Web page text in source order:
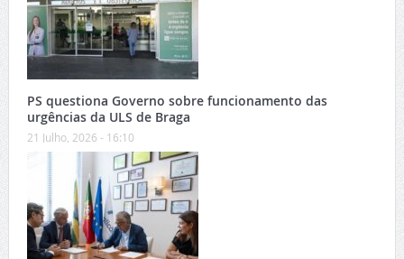
PS questiona Governo sobre funcionamento das
urgências da ULS de Braga
21 Julho, 2026 - 16:10